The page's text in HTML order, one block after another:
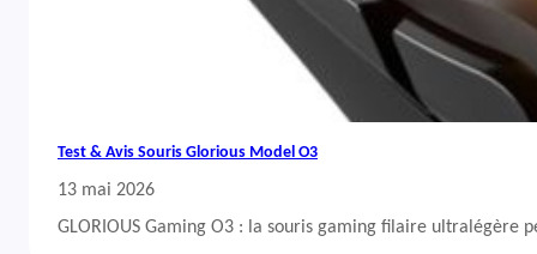
Test & Avis Souris Glorious Model O3
13 mai 2026
GLORIOUS Gaming O3 : la souris gaming filaire ultralégère